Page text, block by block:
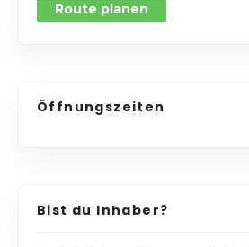
Route planen
Öffnungszeiten
Bist du Inhaber?